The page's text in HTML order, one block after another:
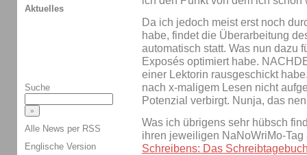
Da ich jedoch meist erst noch
habe, findet die Überarbeitung
automatisch statt. Was nun dazu
Exposés optimiert habe.
einer Lektorin rausgeschickt
nach x-maligem Lesen nicht
Potenzial verbirgt. Nunja, das
Was ich übrigens sehr hübsch
ihren jeweiligen NaNoWriMo-
Schreibens: Das
Aktuelles
Suche
Alle News per RSS
Englische Version